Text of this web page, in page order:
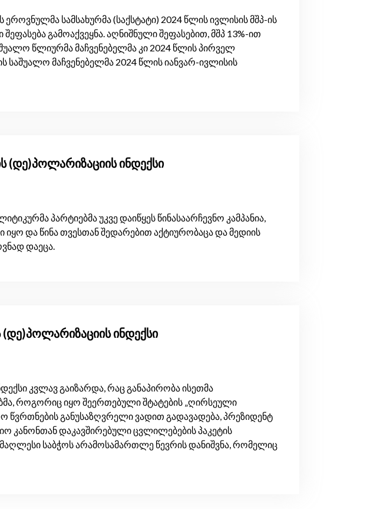
სამსახურმა (საქსტატი) 2024 წლის ივლისის მშპ-ის
გამოაქვეყნა. აღნიშნული შეფასებით, მშპ 13%-ით
წლიურმა მაჩვენებელმა კი 2024 წლის პირველ
საშუალო მაჩვენებელმა 2024 წლის იანვარ-ივლისის
(დე)პოლარიზაციის ინდექსი
პარტიებმა უკვე დაიწყეს წინასაარჩევნო კამპანია,
იყო და წინა თვესთან შედარებით აქტიურობაცა და მედიის
დაეცა.
(დე)პოლარიზაციის ინდექსი
კვლავ გაიზარდა, რაც განაპირობა ისეთმა
როგორიც იყო შეერთებული შტატების „ღირსეული
წვრთნების განუსაზღვრელი ვადით გადავადება, პრეზიდენტ
კანონთან დაკავშირებული ცვლილებების პაკეტის
საბჭოს არამოსამართლე წევრის დანიშვნა, რომელიც